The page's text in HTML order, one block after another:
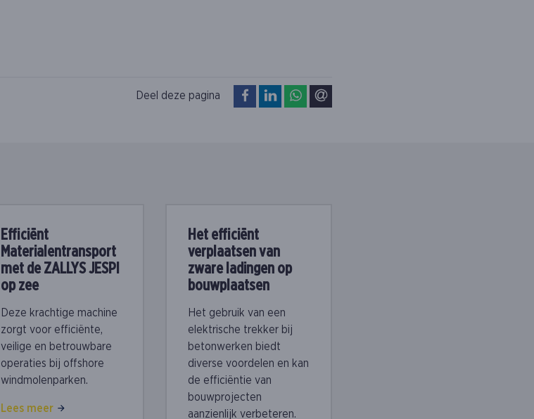
Deel deze pagina op Facebook
op LinkedInop WhatsApp
Efficiënt
Materialentransport
met de ZALLYS JESPI
op zee
Deze krachtige machine
zorgt voor efficiënte,
veilige en betrouwbare
operaties bij offshore
windmolenparken.
Lees meer
Het efficiënt
verplaatsen van
zware ladingen op
bouwplaatsen
Het gebruik van een
elektrische trekker bij
betonwerken biedt
diverse voordelen en kan
de efficiëntie van
bouwprojecten
aanzienlijk verbeteren.